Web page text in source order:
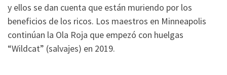
y ellos se dan cuenta que están muriendo por los
beneficios de los ricos. Los maestros en Minneapolis
continúan la Ola Roja que empezó con huelgas
“Wildcat” (salvajes) en 2019.